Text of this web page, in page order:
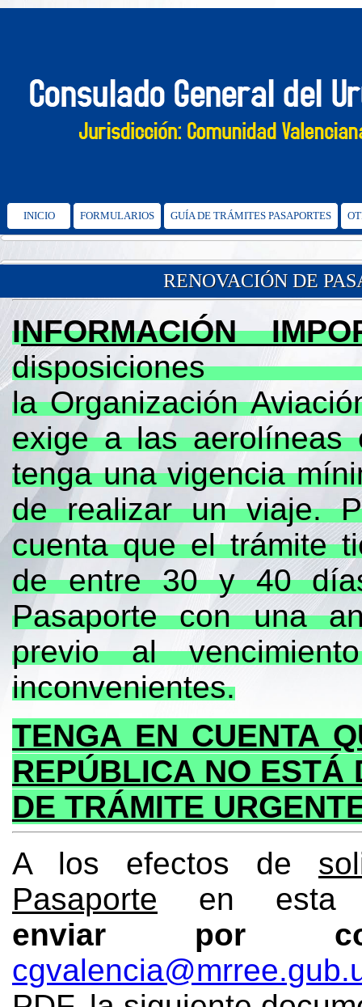
INICIO FORMULARIOS GUÍA DE TRÁMITES PASAPORTES
RENOVACIÓN DE
INFORMACIÓN
la Organización
exige a las aerolíneas
tenga una vigencia
de realizar un viaje.
cuenta que el trámite
de entre 30 y 40
Pasaporte con una
previo al
inconvenientes.
TENGA EN CUENTA
REPÚBLICA NO ESTÁ
DE TRÁMITE
A los efectos de
Pasaporte en esta
enviar por